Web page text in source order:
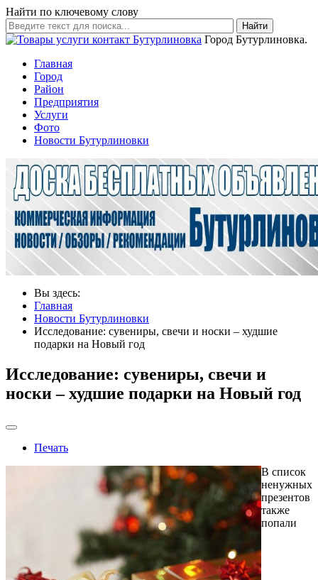
Найти по ключевому слову
Найти
Город Бутурлиновка.
Главная
Город
Район
Предприятия
Услуги
Фото
Новости Бутурлиновки
Вы здесь:
Главная
Новости Бутурлиновки
Исследование: сувениры, свечи и носки – худшие
подарки на Новый год
Исследование: сувениры, свечи и
носки – худшие подарки на Новый год
Печать
В список
ненужных
презентов
также
попали